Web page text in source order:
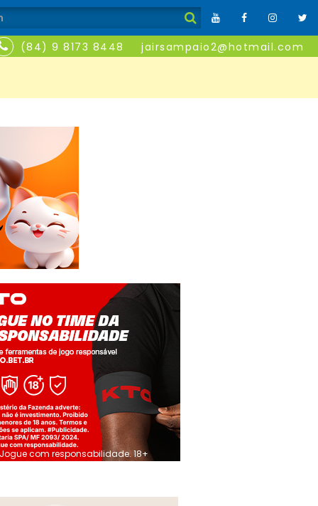
(84) 9 8173 8448 jairsampaio2@hotmail.com
Jogue com responsabilidade. 18+